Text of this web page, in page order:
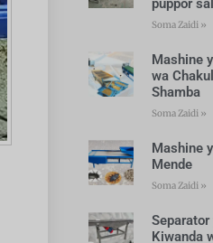
puppor
Soma Zaidi »
Mashine
wa
Shamba
Soma Zaidi »
Mashine
Mende
Soma Zaidi »
Kiwanda